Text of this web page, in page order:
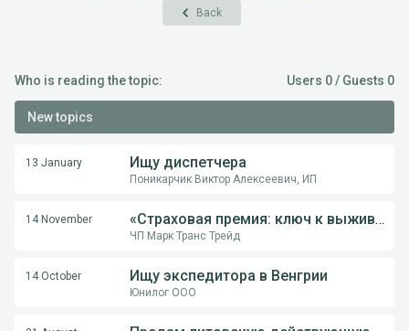
Back
Who is reading the topic: Users 0 / Guests 0
New topics
13 January Ищу диспетчера
Поникарчик Виктор Алексеевич, ИП
14 November «Страховая премия: ключ к выживанию перевозчика в международной логистике»
ЧП Марк Транс Трейд
14 October Ищу экспедитора в Венгрии
Юнилог ООО